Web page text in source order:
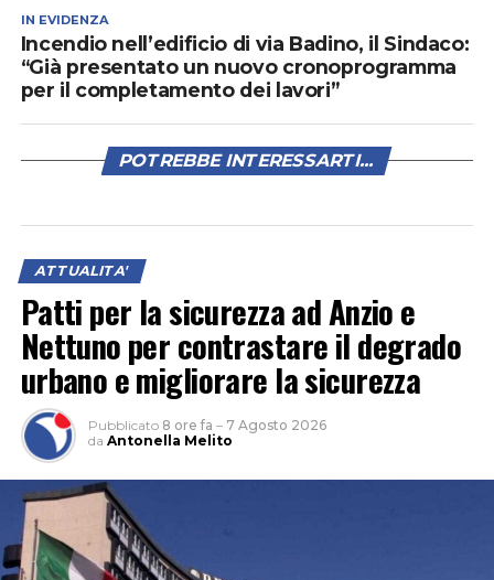
IN EVIDENZA
Incendio nell’edificio di via Badino, il Sindaco:
“Già presentato un nuovo cronoprogramma
per il completamento dei lavori”
POTREBBE INTERESSARTI...
ATTUALITA'
Patti per la sicurezza ad Anzio e
Nettuno per contrastare il degrado
urbano e migliorare la sicurezza
Pubblicato 8 ore fa – 7 Agosto 2026
da Antonella Melito